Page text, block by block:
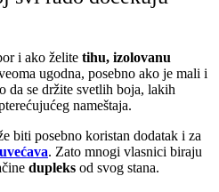
i ako želite tihu, izolovanu
ugodna, posebno ako je mali i
da se držite svetlih boja, lakih
nameštaja.
biti posebno koristan dodatak i za
. Zato mnogi vlasnici biraju
dupleks od svog stana.